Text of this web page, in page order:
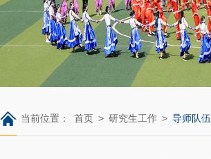
当前位置： 首页 > 研究生工作 > 导师队伍